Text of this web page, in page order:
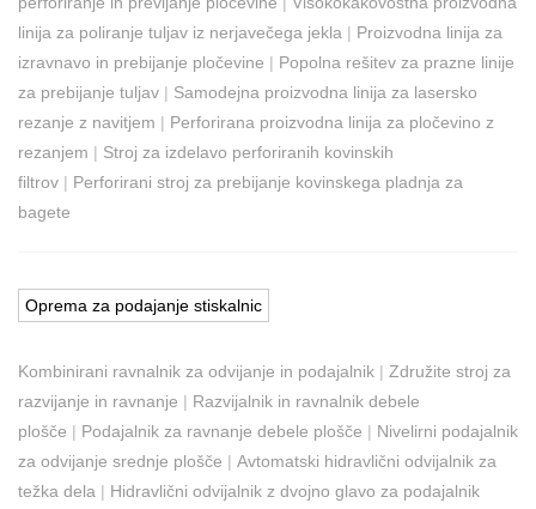
linija za poliranje tuljav iz nerjavečega jekla | Proizvodna linija za
izravnavo in prebijanje pločevine | Popolna rešitev za prazne linije
za prebijanje tuljav | Samodejna proizvodna linija za lasersko
rezanje z navitjem | Perforirana proizvodna linija za pločevino z
rezanjem | Stroj za izdelavo perforiranih kovinskih
filtrov | Perforirani stroj za prebijanje kovinskega pladnja za
bagete
Oprema za podajanje stiskalnic
Kombinirani ravnalnik za odvijanje in podajalnik | Združite stroj za
razvijanje in ravnanje | Razvijalnik in ravnalnik debele
plošče | Podajalnik za ravnanje debele plošče | Nivelirni podajalnik
za odvijanje srednje plošče | Avtomatski hidravlični odvijalnik za
težka dela | Hidravlični odvijalnik z dvojno glavo za podajalnik